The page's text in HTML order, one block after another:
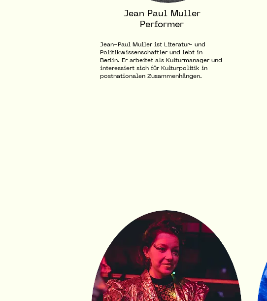
Jean Paul Muller
Performer
Jean-Paul Muller ist Literatur- und
Politikwissenschaftler und lebt in
Berlin. Er arbeitet als Kulturmanager und
interessiert sich für Kulturpolitik in
postnationalen Zusammenhängen.